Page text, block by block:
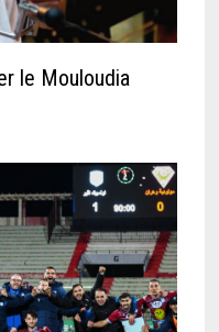
le Mouloudia